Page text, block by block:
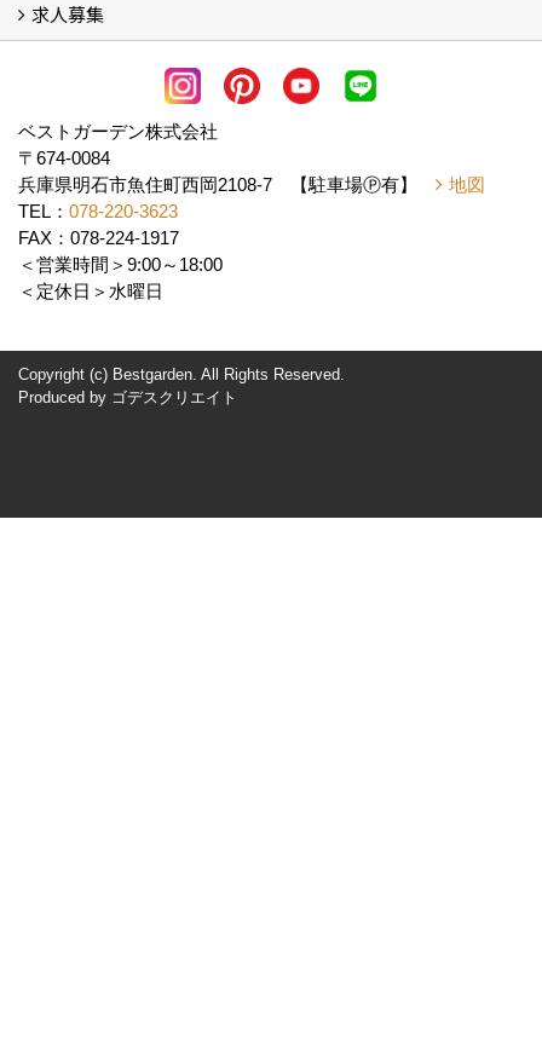
会社概要
アクセス
スタッフ紹介
スタッフブログ
LINE公式アカウント
求人募集
協力業者様・求人募集 (2)
ベストガーデン株式会社
〒674-0084
兵庫県明石市魚住町西岡2108-7 【駐車場Ⓟ有】
地図
TEL： 078-220-3623
FAX：078-224-1917
＜営業時間＞9:00～18:00
＜定休日＞水曜日
Copyright (c) Bestgarden. All Rights Reserved.
Produced by ゴデスクリエイト